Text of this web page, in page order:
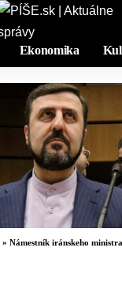
Ekonomika
» Námestník iránskeho ministra zahraničných vecí čelí